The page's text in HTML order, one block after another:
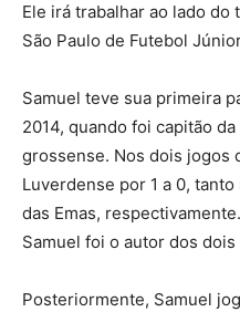
Ele irá trabalhar ao lado do
São Paulo de Futebol
Samuel teve sua primeira
2014, quando foi capitão
grossense. Nos dois jogos
Luverdense por 1 a 0,
das Emas,
Samuel foi o autor dos
Posteriormente, Samuel